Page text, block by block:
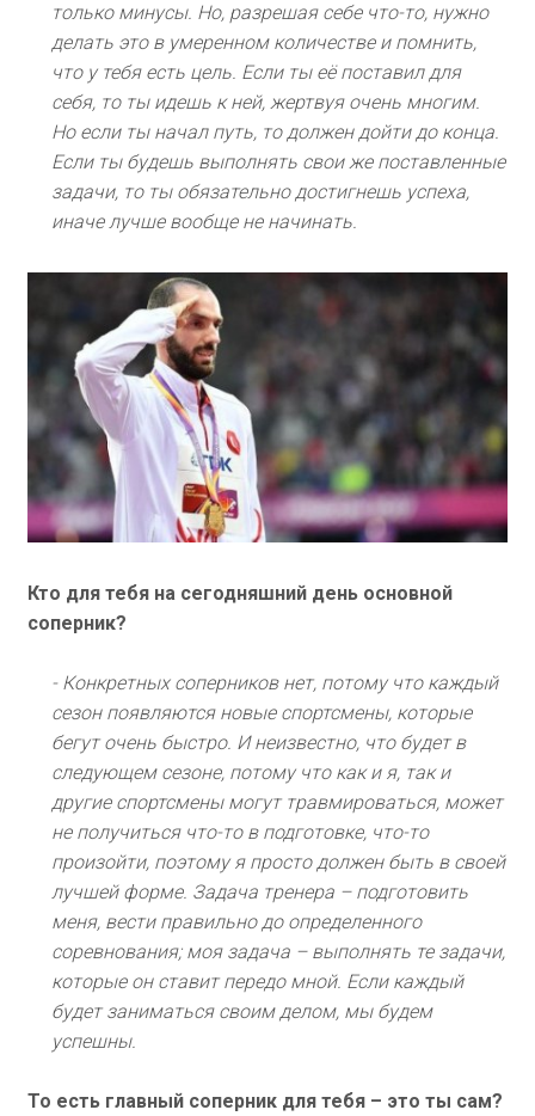
только минусы. Но, разрешая себе что-то, нужно
делать это в умеренном количестве и помнить,
что у тебя есть цель. Если ты её поставил для
себя, то ты идешь к ней, жертвуя очень многим.
Но если ты начал путь, то должен дойти до конца.
Если ты будешь выполнять свои же поставленные
задачи, то ты обязательно достигнешь успеха,
иначе лучше вообще не начинать.
Кто для тебя на сегодняшний день основной
соперник?
- Конкретных соперников нет, потому что каждый
сезон появляются новые спортсмены, которые
бегут очень быстро. И неизвестно, что будет в
следующем сезоне, потому что как и я, так и
другие спортсмены могут травмироваться, может
не получиться что-то в подготовке, что-то
произойти, поэтому я просто должен быть в своей
лучшей форме. Задача тренера – подготовить
меня, вести правильно до определенного
соревнования; моя задача – выполнять те задачи,
которые он ставит передо мной. Если каждый
будет заниматься своим делом, мы будем
успешны.
То есть главный соперник для тебя – это ты сам?